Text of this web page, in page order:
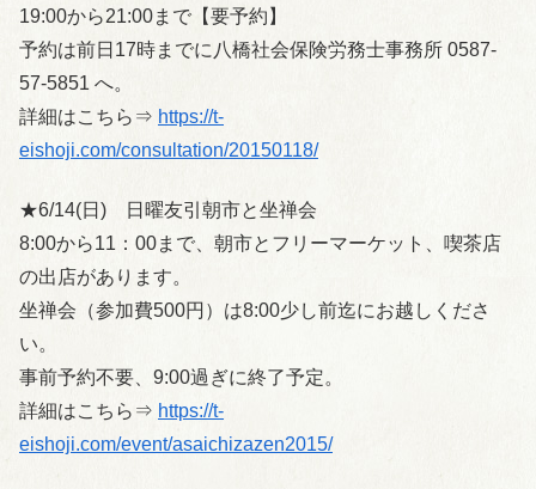
19:00から21:00まで【要予約】
予約は前日17時までに八橋社会保険労務士事務所 0587-
57-5851 へ。
詳細はこちら⇒ https://t-
eishoji.com/consultation/20150118/
★6/14(日) 日曜友引朝市と坐禅会
8:00から11：00まで、朝市とフリーマーケット、喫茶店
の出店があります。
坐禅会（参加費500円）は8:00少し前迄にお越しくださ
い。
事前予約不要、9:00過ぎに終了予定。
詳細はこちら⇒ https://t-
eishoji.com/event/asaichizazen2015/